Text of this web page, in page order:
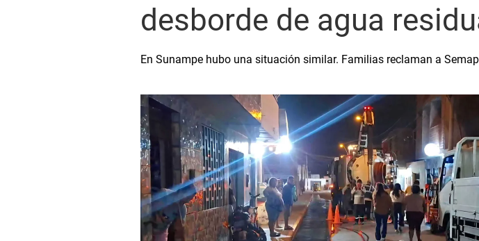
desborde de agua
En Sunampe hubo una situación similar. Familias reclaman a